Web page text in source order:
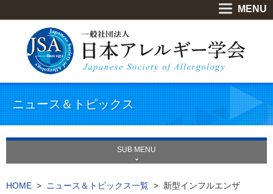
MENU
ニュース＆トピックス
SUB MENU
HOME > ニュース＆トピックス一覧 > 新型インフルエンザ